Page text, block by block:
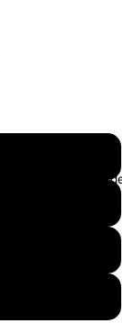
Hasta 50%